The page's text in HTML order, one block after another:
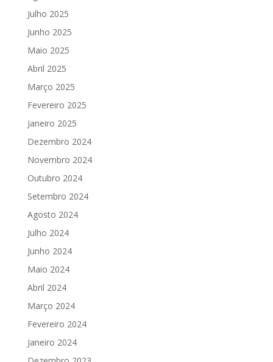
Julho 2025
Junho 2025
Maio 2025
Abril 2025
Março 2025
Fevereiro 2025
Janeiro 2025
Dezembro 2024
Novembro 2024
Outubro 2024
Setembro 2024
Agosto 2024
Julho 2024
Junho 2024
Maio 2024
Abril 2024
Março 2024
Fevereiro 2024
Janeiro 2024